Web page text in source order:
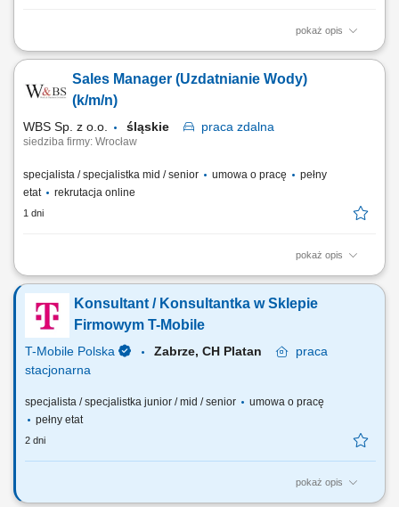
pokaż opis
Obsługa sprzedaży online (Allegro, Shoper, PrestaShop, Emag, Erli,
poszukiwanie nowych klientów; Wsparcie i rozwój relacji z obecnymi
partnerami biznesowymi;
Sales Manager (Uzdatnianie Wody)
(k/m/n)
WBS Sp. z o.o. śląskie praca zdalna
siedziba firmy: Wrocław
specjalista / specjalistka mid / senior umowa o pracę
pełny
etat
rekrutacja online
1 dni
pokaż opis
Opis stanowiska pracy/zadania: Aktywne pozyskiwanie nowych klientów
i rozwijanie sieci partnerów. Utrzymywanie stałego kontaktu z obecnymi
klientami oraz zapewnianie im bieżącego wsparcia. Prowadzenie
negocjacji handlowych oraz przygotowywanie ofert dopasowanych do
potrzeb klientów i celów...
Konsultant / Konsultantka w Sklepie
Firmowym T-Mobile
T-Mobile Polska Zabrze, CH Platan
praca
stacjonarna
specjalista / specjalistka junior / mid / senior
umowa o pracę
pełny etat
2 dni
pokaż opis
Zadania, które na Ciebie czekają: 70% bieżąca obsługa klienta i